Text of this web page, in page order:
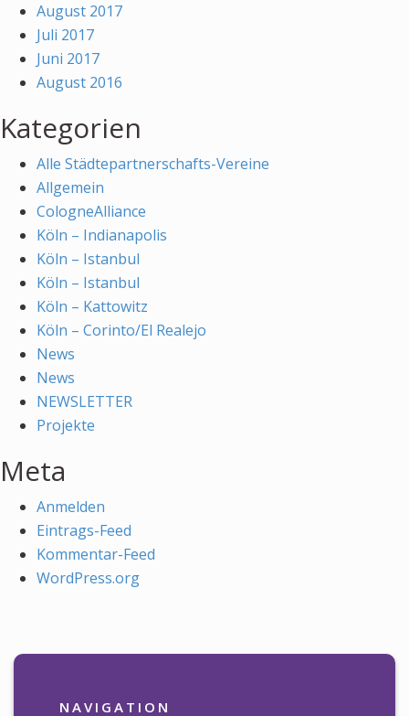
August 2017
Juli 2017
Juni 2017
August 2016
Kategorien
Alle Städtepartnerschafts-Vereine
Allgemein
CologneAlliance
Köln – Indianapolis
Köln – Istanbul
Köln – Istanbul
Köln – Kattowitz
Köln – Corinto/El Realejo
News
News
NEWSLETTER
Projekte
Meta
Anmelden
Eintrags-Feed
Kommentar-Feed
WordPress.org
NAVIGATION